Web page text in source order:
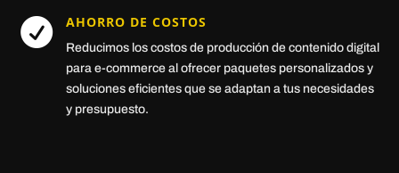
 AHORRO DE COSTOS
Reducimos los costos de producción de contenido digital
para e-commerce al ofrecer paquetes personalizados y
soluciones eficientes que se adaptan a tus necesidades
y presupuesto.